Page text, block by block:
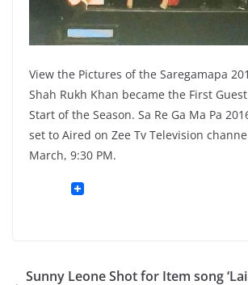
View the Pictures of the Saregamapa
Shah Rukh Khan became the First
Start of the Season. Sa Re Ga Ma Pa
set to Aired on Zee Tv Television
March, 9:30 PM.
Sunny Leone Shot for Item song